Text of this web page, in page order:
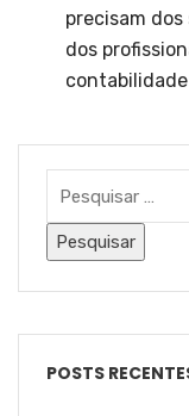
precisam
dos
contabilidade
POSTS